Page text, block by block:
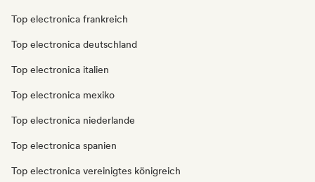
Top electronica frankreich
Top electronica deutschland
Top electronica italien
Top electronica mexiko
Top electronica niederlande
Top electronica spanien
Top electronica vereinigtes königreich